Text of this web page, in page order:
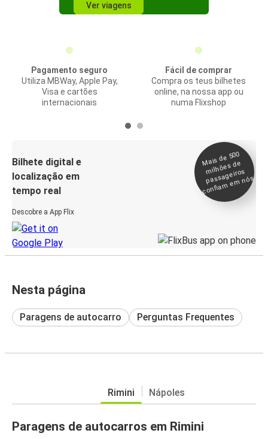
Ver viagens
Pagamento seguro
Utiliza MBWay, Apple Pay,
Visa e cartões
internacionais
Fácil de comprar
Compra os teus bilhetes
online, na nossa app ou
numa Flixshop
Bilhete digital e
localização em
tempo real
Descobre a App Flix
Mais de 500
milhões de
passageiros
confia
m e
m nós
Nesta página
Paragens de autocarro Perguntas Frequentes
Rimini Nápoles
Paragens de autocarros em Rimini